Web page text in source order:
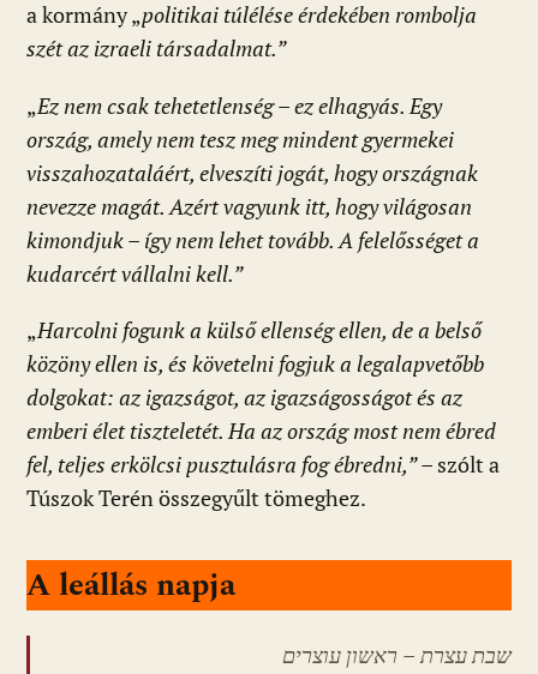
a kormány „politikai túlélése érdekében rombolja
szét az izraeli társadalmat.”
„Ez nem csak tehetetlenség – ez elhagyás. Egy
ország, amely nem tesz meg mindent gyermekei
visszahozataláért, elveszíti jogát, hogy országnak
nevezze magát. Azért vagyunk itt, hogy világosan
kimondjuk – így nem lehet tovább. A felelősséget a
kudarcért vállalni kell.”
„Harcolni fogunk a külső ellenség ellen, de a belső
közöny ellen is, és követelni fogjuk a legalapvetőbb
dolgokat: az igazságot, az igazságosságot és az
emberi élet tiszteletét. Ha az ország most nem ébred
fel, teljes erkölcsi pusztulásra fog ébredni,”– szólt a
Túszok Terén összegyűlt tömeghez.
A leállás napja
שבת עצרת – ראשון עוצרים